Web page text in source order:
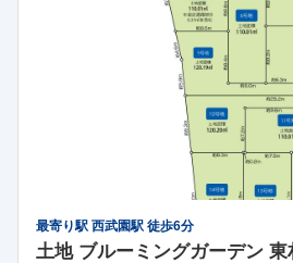
最寄り駅 西武園駅 徒歩6分
土地 ブルーミングガーデン